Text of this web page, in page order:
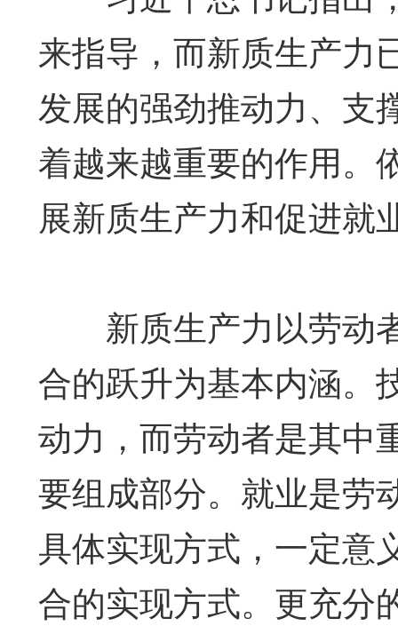
来指导，而新质生产力
发展的强劲推动力、支
着越来越重要的作用。
展新质生产力和促进就
新质生产力以劳动
合的跃升为基本内涵。
动力，而劳动者是其中
要组成部分。就业是劳
具体实现方式，一定意
合的实现方式。更充分